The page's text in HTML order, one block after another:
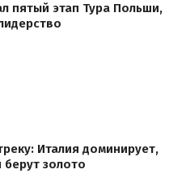
пятый этап Тура Польши,
Италия доминирует,
берут золото